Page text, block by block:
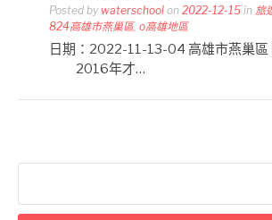
Posted by waterschool on 2022-12-15 in 旅
824高雄市燕巢區, o高雄地區
日期：2022-11-13-04 高雄市燕巢區
2016年才…
關